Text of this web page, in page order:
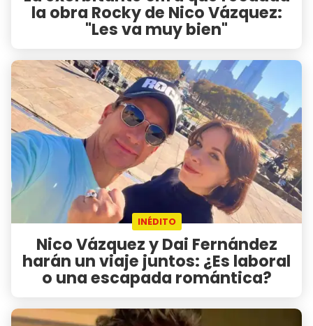
la obra Rocky de Nico Vázquez:
"Les va muy bien"
INÉDITO
Nico Vázquez y Dai Fernández
harán un viaje juntos: ¿Es laboral
o una escapada romántica?